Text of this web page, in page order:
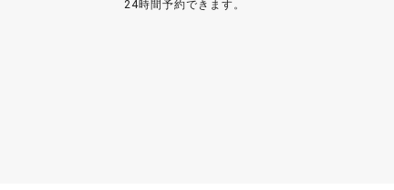
24時間予約できます。